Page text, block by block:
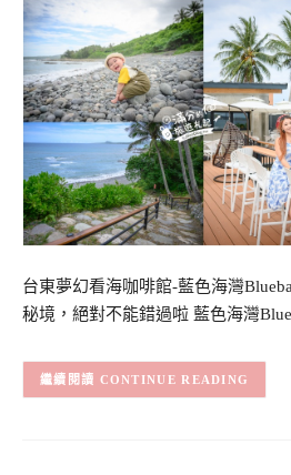
台東夢幻看海咖啡館-藍色海灣
秘境，絕對不能錯過啦 藍色海灣
CONTINUE READING